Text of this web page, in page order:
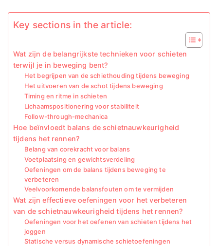
Key sections in the article:
Wat zijn de belangrijkste technieken voor schieten
terwijl je in beweging bent?
Het begrijpen van de schiethouding tijdens beweging
Het uitvoeren van de schot tijdens beweging
Timing en ritme in schieten
Lichaamspositionering voor stabiliteit
Follow-through-mechanica
Hoe beïnvloedt balans de schietnauwkeurigheid
tijdens het rennen?
Belang van corekracht voor balans
Voetplaatsing en gewichtsverdeling
Oefeningen om de balans tijdens beweging te
verbeteren
Veelvoorkomende balansfouten om te vermijden
Wat zijn effectieve oefeningen voor het verbeteren
van de schietnauwkeurigheid tijdens het rennen?
Oefeningen voor het oefenen van schieten tijdens het
joggen
Statische versus dynamische schietoefeningen